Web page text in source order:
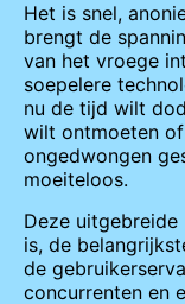
Het is snel,
brengt de
van het vroege
soepelere
nu de tijd wilt
wilt ontmoeten
ongedwongen
moeiteloos.
Deze
is, de
de
concurrenten en